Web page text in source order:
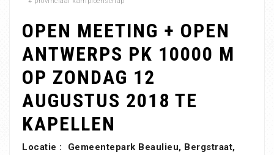
OPEN MEETING + OPEN
ANTWERPS PK 10000 M
OP ZONDAG 12
AUGUSTUS 2018 TE
KAPELLEN
Locatie : Gemeentepark Beaulieu, Bergstraat,